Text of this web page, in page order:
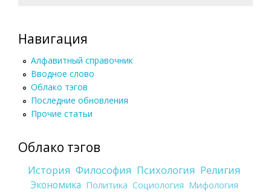
Навигация
Алфавитный справочник
Вводное слово
Облако тэгов
Последние обновления
Прочие статьи
Облако тэгов
История Философия Психология Религия
Экономика Политика Социология Мифология